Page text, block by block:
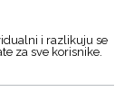
i razlikuju se
za sve korisnike.